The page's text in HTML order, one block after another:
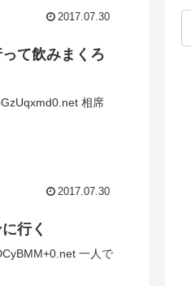
2017.07.30
て飲みまくろ
相席
2017.07.30
行く
一人で